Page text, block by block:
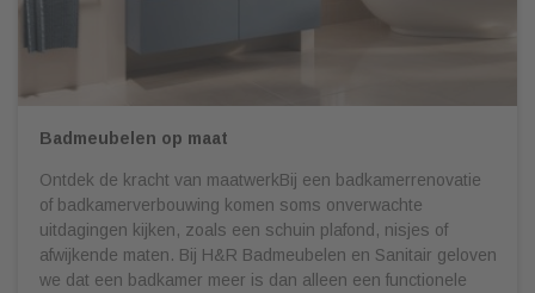
Badmeubelen op maat
Ontdek de kracht van maatwerkBij een badkamerrenovatie
of badkamerverbouwing komen soms onverwachte
uitdagingen kijken, zoals een schuin plafond, nisjes of
afwijkende maten. Bij H&R Badmeubelen en Sanitair geloven
we dat een badkamer meer is dan alleen een functionele